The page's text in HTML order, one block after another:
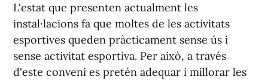
L'estat que presenten actualment les
instal·lacions fa que moltes de les activitats
esportives queden pràcticament sense ús i
sense activitat esportiva. Per això, a través
d'este conveni es pretén adequar i millorar les